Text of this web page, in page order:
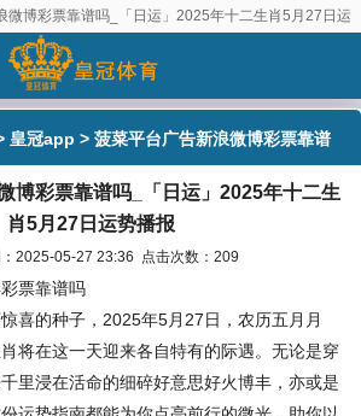
微博彩票靠谱吗_「日运」2025年十二生肖5月27日运
皇冠app > 菠菜平台广告新浪微博彩票靠谱
生肖5月27日运势播报
博彩票靠谱吗_「日运」2025年十二生
肖5月27日运势播报
：2025-05-27 23:36 点击次数：209
票靠谱吗
喜的种子，2025年5月27日，农历五月月
将在这一天迎来各自特有的际遇。无论是穿
里浸在活命的细碎好意思好火博丰，亦或是